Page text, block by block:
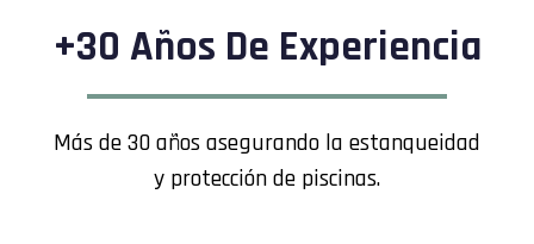
+30 Años De Experiencia
Más de 30 años asegurando la estanqueidad
y protección de piscinas.